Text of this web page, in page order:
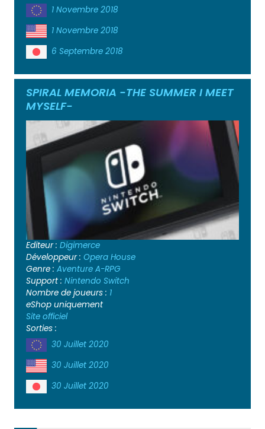
1 Novembre 2018
1 Novembre 2018
6 Septembre 2018
SPIRAL MEMORIA -THE SUMMER I MEET
MYSELF-
Editeur : Digimerce
Développeur : Opera House
Genre : Aventure A-RPG
Support : Nintendo Switch
Nombre de joueurs : 1
eShop uniquement
Site officiel
Sorties :
30 Juillet 2020
30 Juillet 2020
30 Juillet 2020